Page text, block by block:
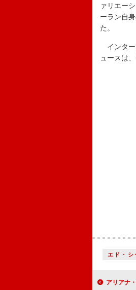
ァリエー
ーラン自
た。
インター
ュースは
エド・シ
アリアナ・グ